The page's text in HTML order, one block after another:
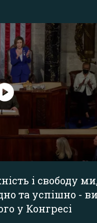
і свободу
та успішно -
у Конгресі